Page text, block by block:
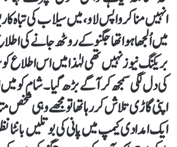
انہیں منا کر واپس لاو، میں سیلاب کی تباہ
میں اُلجھا ہوا تھا جگنو کے روٹھ جانے کی
بریکنگ نیوز نہیں تھی لہٰذا میں اس اطلاع
کی دل لگی سمجھ کر آگے بڑھ گیا۔ شام کو میں
اپنی گاڑی تلاش کررہا تھا تو مجھے وہی
ایک امدادی کیمپ میں پانی کی بوتلیں